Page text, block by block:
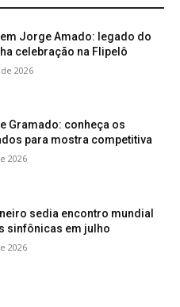
Jorge Amado: legado do
celebração na Flipelô
2026
Gramado: conheça os
para mostra competitiva
2026
sedia encontro mundial
sinfônicas em julho
2026